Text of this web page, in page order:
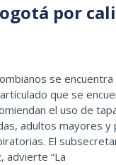
por
se
que se
el uso de
adultos mayores y
El
advierte “La